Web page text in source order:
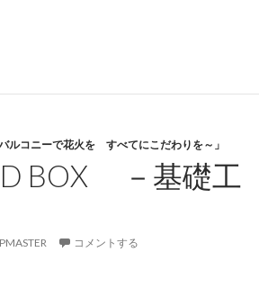
ルコニーで花火を すべてにこだわりを～」
BOX －基礎工
コメントする